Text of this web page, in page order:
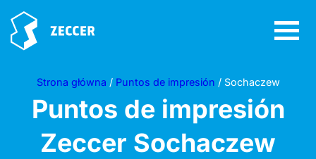
Strona główna / Puntos de impresión / Sochaczew
Puntos de impresión
Zeccer Sochaczew